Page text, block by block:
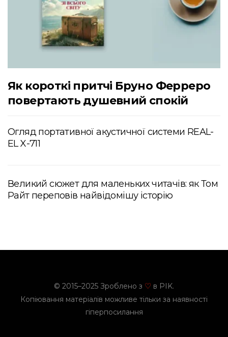
Як короткі притчі Бруно Ферреро
повертають душевний спокій
Огляд портативної акустичної системи REAL-
EL X-711
Великий сюжет для маленьких читачів: як Том
Райт переповів найвідомішу історію
© 2015–2025 Зроблено з ♡ в PIK.
Копіювання матеріалів можливе тільки за наявності
гіперпосилання